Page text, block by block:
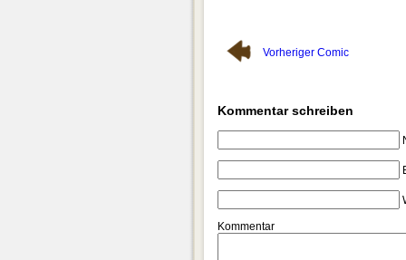
Vorheriger Comic
Kommentar schreiben
Kommentar